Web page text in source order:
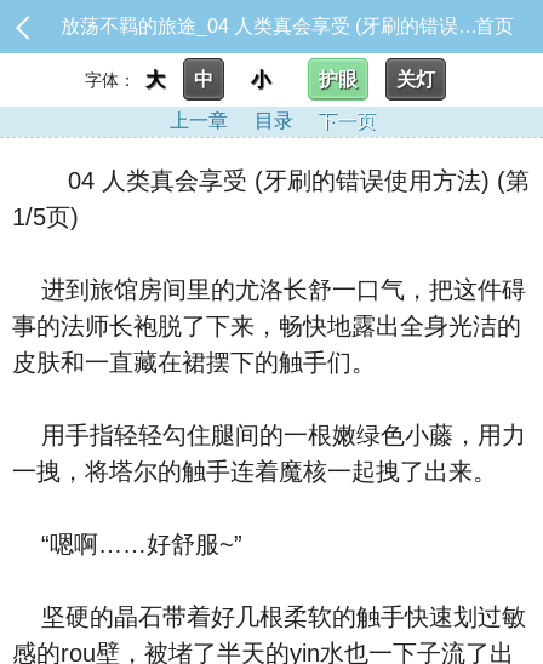
放荡不羁的旅途_04 人类真会享受 (牙刷的错误使用方法)首页
字体： 大 中 小 护眼
关灯
上一章
目录 下一页
04 人类真会享受 (牙刷的错误使用方法) (第
1/5页)
进到旅馆房间里的尤洛长舒一口气，把这件碍
事的法师长袍脱了下来，畅快地露出全身光洁的
皮肤和一直藏在裙摆下的触手们。
用手指轻轻勾住腿间的一根嫩绿色小藤，用力
一拽，将塔尔的触手连着魔核一起拽了出来。
“嗯啊……好舒服~”
坚硬的晶石带着好几根柔软的触手快速划过敏
感的rou壁，被堵了半天的yin水也一下子流了出